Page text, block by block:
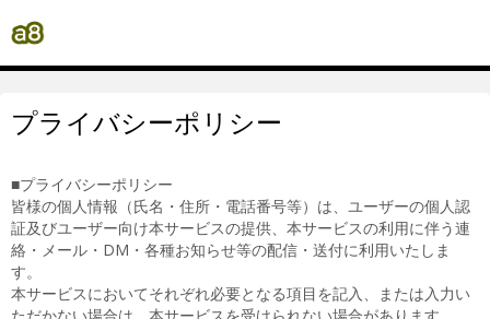
プライバシーポリシー
■プライバシーポリシー
皆様の個人情報（氏名・住所・電話番号等）は、ユーザーの個人認
証及びユーザー向け本サービスの提供、本サービスの利用に伴う連
絡・メール・DM・各種お知らせ等の配信・送付に利用いたしま
す。
本サービスにおいてそれぞれ必要となる項目を記入、または入力い